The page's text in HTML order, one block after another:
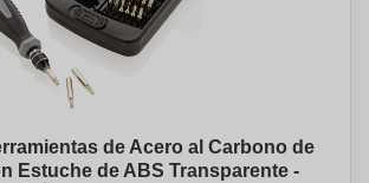
de Acero al Carbono de
Estuche de ABS Transparente -